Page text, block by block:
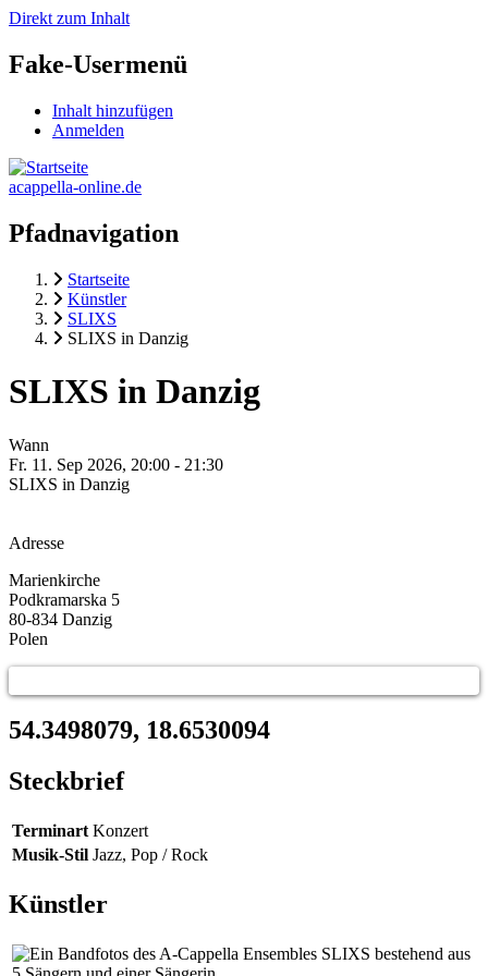
Direkt zum Inhalt
Fake-Usermenü
Inhalt hinzufügen
Anmelden
acappella-online.de
Pfadnavigation
Startseite
Künstler
SLIXS
SLIXS in Danzig
SLIXS in Danzig
Wann
Fr. 11. Sep 2026, 20:00 - 21:30
SLIXS in Danzig
Adresse
Marienkirche
Podkramarska 5
80-834 Danzig
Polen
54.3498079, 18.6530094
Steckbrief
Terminart Konzert
Musik-Stil Jazz, Pop / Rock
Künstler